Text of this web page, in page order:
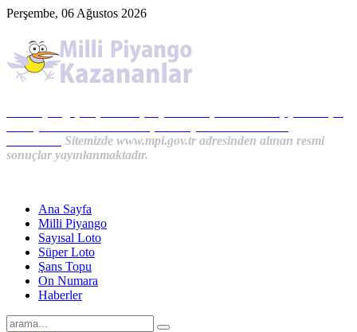
Perşembe, 06 Ağustos 2026
Sitemizde www.mpi.gov.tr adresinden alınan resmi
sonuçlar yayınlanmaktadır.
Ana Sayfa
Milli Piyango
Sayısal Loto
Süper Loto
Şans Topu
On Numara
Haberler